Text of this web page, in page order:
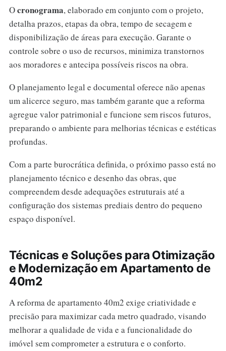
Ocronograma, elaborado em conjunto com o projeto,
detalha prazos, etapas da obra, tempo de secagem e
disponibilização de áreas para execução. Garante o
controle sobre o uso de recursos, minimiza transtornos
aos moradores e antecipa possíveis riscos na obra.
O planejamento legal e documental oferece não apenas
um alicerce seguro, mas também garante que a reforma
agregue valor patrimonial e funcione sem riscos futuros,
preparando o ambiente para melhorias técnicas e estéticas
profundas.
Com a parte burocrática definida, o próximo passo está no
planejamento técnico e desenho das obras, que
compreendem desde adequações estruturais até a
configuração dos sistemas prediais dentro do pequeno
espaço disponível.
Técnicas e Soluções para Otimização
e Modernização em Apartamento de
40m2
A reforma de apartamento 40m2 exige criatividade e
precisão para maximizar cada metro quadrado, visando
melhorar a qualidade de vida e a funcionalidade do
imóvel sem comprometer a estrutura e o conforto.